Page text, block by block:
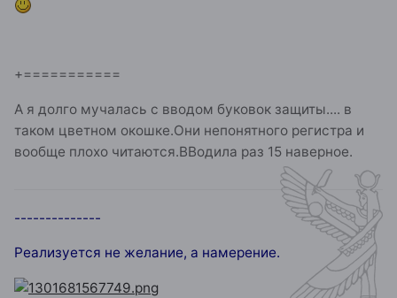
+===========
А я долго мучалась с вводом буковок защиты.... в
таком цветном окошке.Они непонятного регистра и
вообще плохо читаются.ВВодила раз 15 наверное.
--------------
Реализуется не желание, а намерение.